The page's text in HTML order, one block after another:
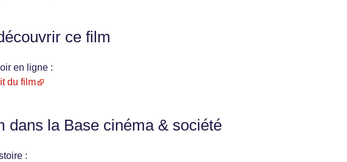
ce film
en ligne :
du film
dans la Base cinéma & société
: